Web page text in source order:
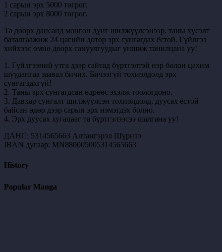
1 сарын эрх 5000 төгрөг.
2 сарын эрх 8000 төгрөг.
Та доорх дансанд мөнгөн дүнг шилжүүлсэнээр, таны хүсэлт
баталгаажиж 24 цагийн дотор эрх сунгагдах ёстой. Гүйлгээ
хийхээс өмнө доорх сануулгуудыг уншиж танилцана уу!
1. Гүйлгээний утга дээр сайтад бүртгэлтэй нэр болон цахим
шуудангаа заавал бичих. Бичээгүй тохиолдолд эрх
сунгагдахгүй!
2. Таны эрх сунгагдсан өдрөөс эхэлж тоологдоно.
3. Давхар сунгалт шилжүүлсэн тохиолдолд, дуусах ёстой
байсан өдөр дээр сарын эрх нэмэгдэх болно.
4. Эрх дуусах хугацааг та бүртгэлээсээ шалгана уу!
ДАНС: 5314565663 Алтангэрэл Шүрнээ
IBAN дугаар: MN880005005314565663
History
Popular Manga